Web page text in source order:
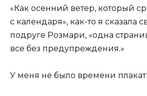
«Как осенний ветер, который
с календаря», как-то я сказала
подруге Розмари, «одна
все без предупреждения.»
У меня не было времени